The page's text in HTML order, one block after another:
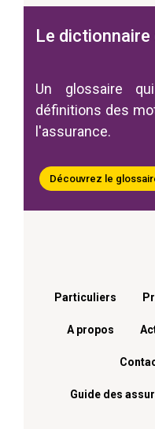
Le
Un glossaire
définitions des
l'assurance.
Découvrez le
Menu
Particuliers
A propos
Guide des